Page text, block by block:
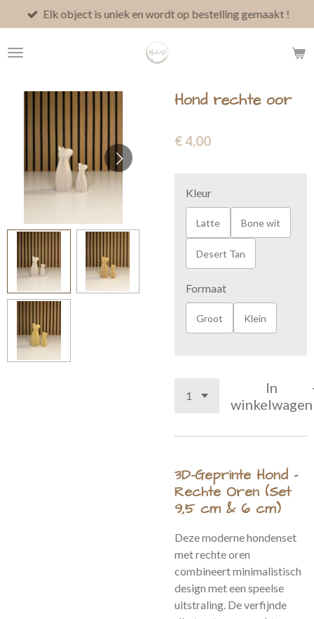
direct
naar
Elk object is uniek en wordt op bestelling gemaakt !
Hond rechte oor
€ 4,00
Kleur
Latte Bone wit
Desert Tan
Formaat
Groot Klein
In
winkelwagen
3D-Geprinte Hond –
Rechte Oren (Set
9,5 cm & 6 cm)
Deze moderne hondenset
met rechte oren
combineert minimalistisch
design met een speelse
uitstraling. De verfijnde